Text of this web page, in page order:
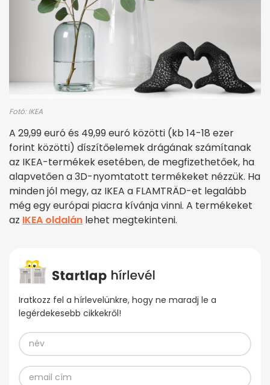
Fotó: IKEA
A 29,99 euró és 49,99 euró közötti (kb 14-18 ezer
forint közötti) díszítőelemek drágának számítanak
az IKEA-termékek esetében, de megfizethetőek, ha
alapvetően a 3D-nyomtatott termékeket nézzük. Ha
minden jól megy, az IKEA a FLAMTRÄD-et legalább
még egy európai piacra kívánja vinni. A termékeket
az IKEA oldalán lehet megtekinteni.
Iratkozz fel a hírlevelünkre, hogy ne maradj le a
legérdekesebb cikkekről!